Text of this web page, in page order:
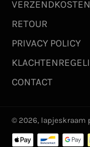
VERZENDKOSTEN
RETOUR
PRIVACY POLICY
CONTACT
© 2026, lapjeskraam
Betaalmethoden